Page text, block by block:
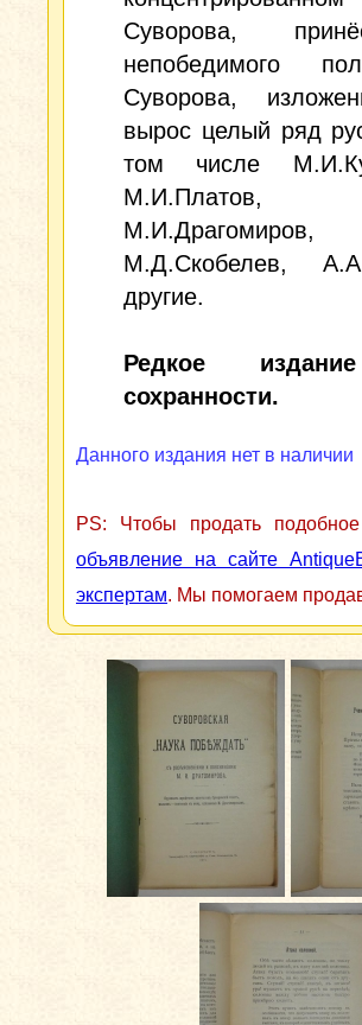
Суворова,
непобедимого
Суворова,
вырос целый ряд
том числе
М.И.Платов,
М.Д.Скобелев,
другие.
Редкое
сохранности.
Данного издания нет в наличии
PS: Чтобы продать
объявление на сайте
экспертам. Мы помогаем